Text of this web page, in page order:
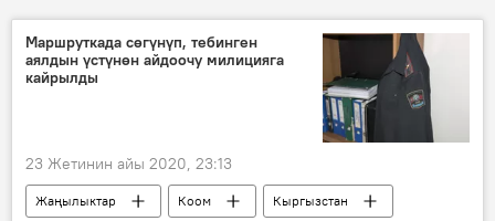
Маршруткада сөгүнүп, тебинген
аялдын үстүнөн айдоочу милицияга
кайрылды
23 Жетинин айы 2020, 23:13
Жаңылыктар Коом
Кыргызстан